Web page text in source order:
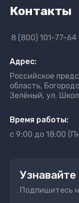
Контакты
8 (800) 101-77-64
Адрес:
Российское
область,
Зелёный, ул.
Время работы:
с 9:00 до 18:00
Узнавайте
Подпишитесь